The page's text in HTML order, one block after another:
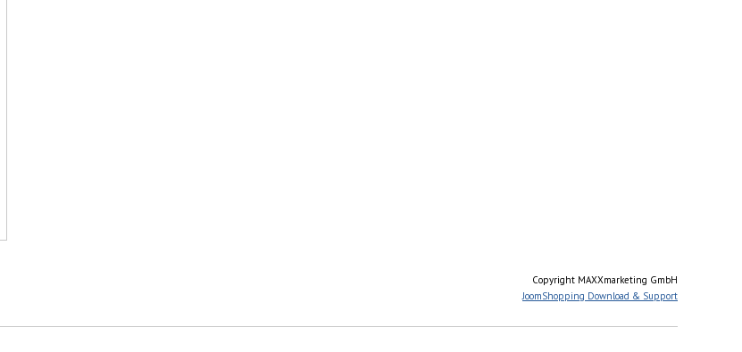
Copyright MAXXmarketing GmbH
JoomShopping Download & Support